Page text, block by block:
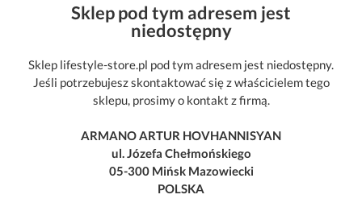
Sklep pod tym adresem jest
niedostępny
Sklep lifestyle-store.pl pod tym adresem jest niedostępny.
Jeśli potrzebujesz skontaktować się z właścicielem tego
sklepu, prosimy o kontakt z firmą.
ARMANO ARTUR HOVHANNISYAN
ul. Józefa Chełmońskiego
05-300 Mińsk Mazowiecki
POLSKA